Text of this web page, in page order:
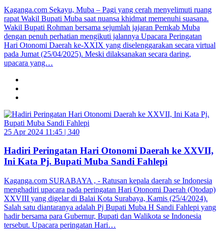
Kaganga.com Sekayu, Muba – Pagi yang cerah menyelimuti ruang
rapat Wakil Bupati Muba saat nuansa khidmat memenuhi suasana.
Wakil Bupati Rohman bersama sejumlah jajaran Pemkab Muba
dengan penuh perhatian mengikuti jalannya Upacara Peringatan
Hari Otonomi Daerah ke-XXIX yang diselenggarakan secara virtual
pada Jumat (25/04/2025). Meski dilaksanakan secara daring,
upacara yang…
25 Apr 2024 11:45 | 340
Hadiri Peringatan Hari Otonomi Daerah ke XXVII,
Ini Kata Pj. Bupati Muba Sandi Fahlepi
Kaganga.com SURABAYA , - Ratusan kepala daerah se Indonesia
menghadiri upacara pada peringatan Hari Otonomi Daerah (Otodap)
XXVIII yang digelar di Balai Kota Surabaya, Kamis (25/4/2024).
Salah satu diantaranya adalah Pj Bupati Muba H Sandi Fahlepi yang
hadir bersama para Gubernur, Bupati dan Walikota se Indonesia
tersebut. Upacara peringatan Hari…